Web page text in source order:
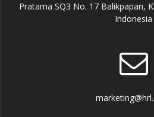
Pratama SQ3 No. 17 Balikpapan,
Indonesia